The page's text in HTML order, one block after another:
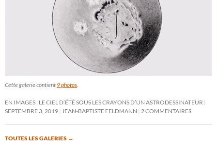
Cette galerie contient 9 photos.
EN IMAGES : LE CIEL D’ÉTÉ SOUS LES CRAYONS D’UN ASTRODESSINATEUR
SEPTEMBRE 3, 2019 JEAN-BAPTISTE FELDMANN 2 COMMENTAIRES
TOUTES LES GALERIES →